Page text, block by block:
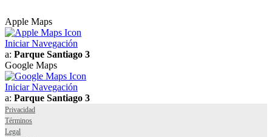
Apple Maps
Iniciar Navegación
a: Parque Santiago 3
Google Maps
Iniciar Navegación
a: Parque Santiago 3
Privacidad
Términos
Legal